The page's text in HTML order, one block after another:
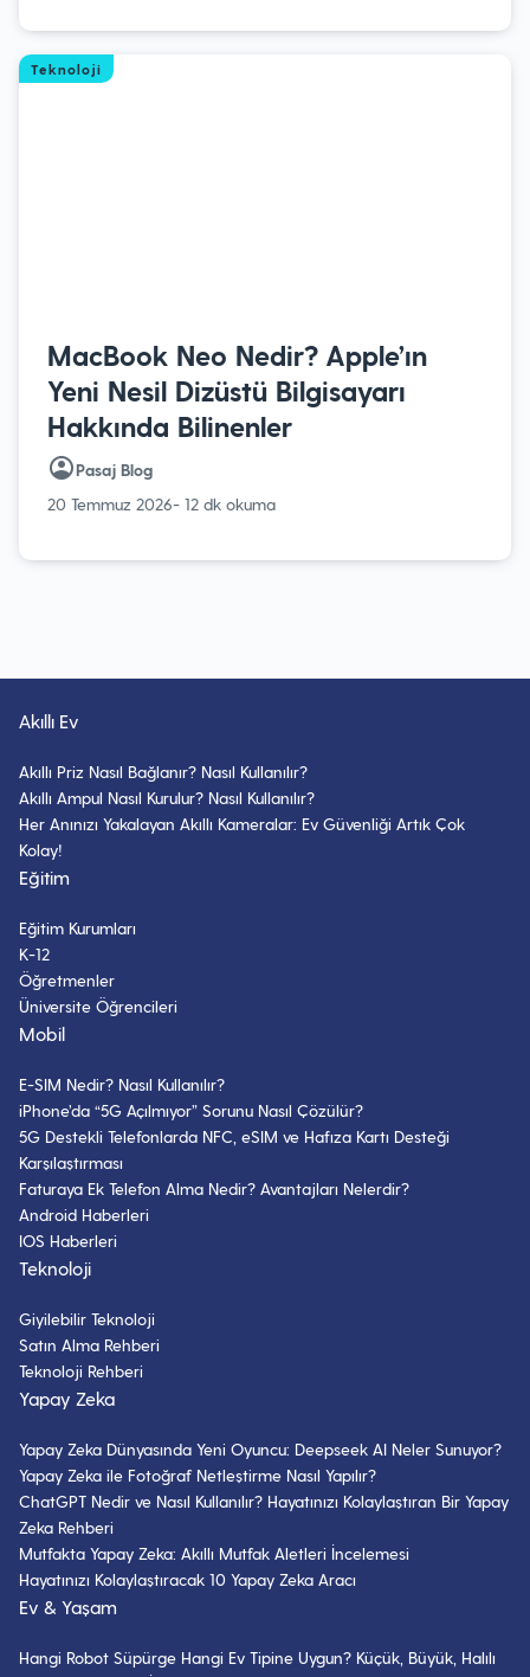
Teknoloji
MacBook Neo Nedir? Apple’ın
Yeni Nesil Dizüstü Bilgisayarı
Hakkında Bilinenler
Pasaj Blog
20 Temmuz 2026- 12 dk okuma
Akıllı Ev
Akıllı Priz Nasıl Bağlanır? Nasıl Kullanılır?
Akıllı Ampul Nasıl Kurulur? Nasıl Kullanılır?
Her Anınızı Yakalayan Akıllı Kameralar: Ev Güvenliği Artık Çok
Kolay!
Eğitim
Eğitim Kurumları
K-12
Öğretmenler
Üniversite Öğrencileri
Mobil
E-SIM Nedir? Nasıl Kullanılır?
iPhone’da “5G Açılmıyor” Sorunu Nasıl Çözülür?
5G Destekli Telefonlarda NFC, eSIM ve Hafıza Kartı Desteği
Karşılaştırması
Faturaya Ek Telefon Alma Nedir? Avantajları Nelerdir?
Android Haberleri
IOS Haberleri
Teknoloji
Giyilebilir Teknoloji
Satın Alma Rehberi
Teknoloji Rehberi
Yapay Zeka
Yapay Zeka Dünyasında Yeni Oyuncu: Deepseek AI Neler Sunuyor?
Yapay Zeka ile Fotoğraf Netleştirme Nasıl Yapılır?
ChatGPT Nedir ve Nasıl Kullanılır? Hayatınızı Kolaylaştıran Bir Yapay
Zeka Rehberi
Mutfakta Yapay Zeka: Akıllı Mutfak Aletleri İncelemesi
Hayatınızı Kolaylaştıracak 10 Yapay Zeka Aracı
Ev & Yaşam
Hangi Robot Süpürge Hangi Ev Tipine Uygun? Küçük, Büyük, Halılı